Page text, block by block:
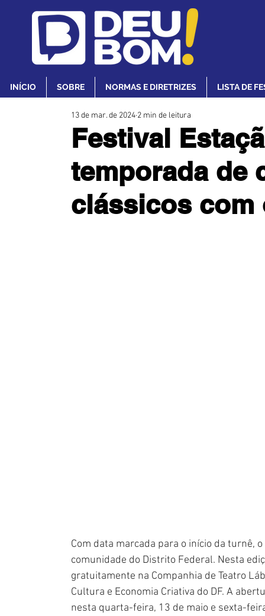
INÍCIO SOBRE NORMAS E DIRETRIZES LISTA DE
Festival
temporada de
clássicos com
13 de mar. de 2024 2 min de leitura
Com data marcada para o início da turnê,
comunidade do Distrito Federal. Nesta
gratuitamente na Companhia de Teatro
Cultura e Economia Criativa do DF. A
nesta quarta-feira, 13 de maio e sexta-